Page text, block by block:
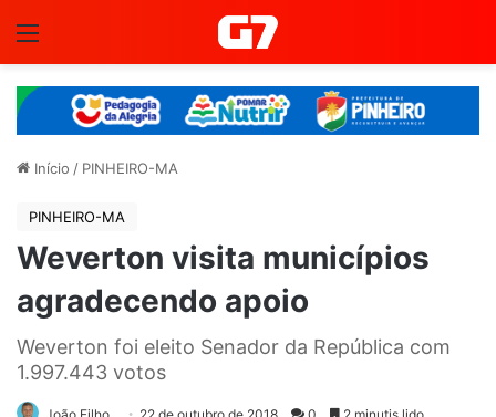
Início / PINHEIRO-MA
PINHEIRO-MA
Weverton visita municípios
agradecendo apoio
Weverton foi eleito Senador da República com
1.997.443 votos